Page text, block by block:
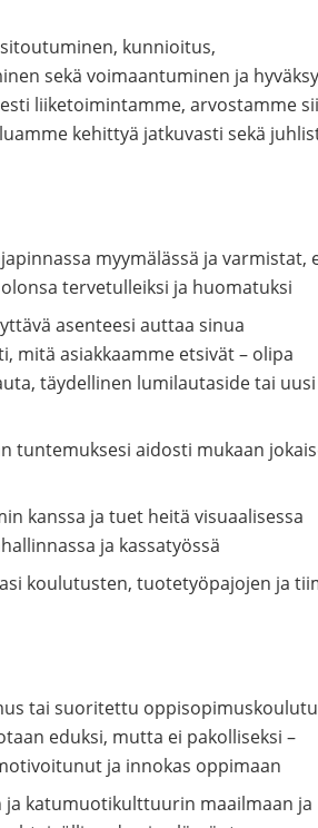
kunnioitus,
sekä voimaantuminen ja
liiketoimintamme, arvostamme
kehittyä jatkuvasti sekä
myymälässä ja varmistat,
tervetulleiksi ja huomatuksi
asenteesi auttaa sinua
mitä asiakkaamme etsivät – olipa
täydellinen lumilautaside tai uusi
tuntemuksesi aidosti mukaan
kanssa ja tuet heitä visuaalisessa
ja kassatyössä
koulutusten, tuotetyöpajojen ja
tai suoritettu
eduksi, mutta ei pakolliseksi –
ja innokas oppimaan
ja katumuotikulttuurin maailmaan ja